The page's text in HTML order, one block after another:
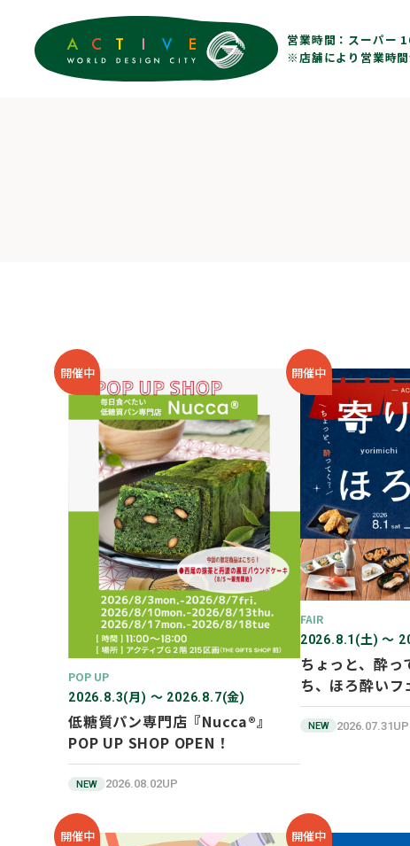
営業時間： スーパー
※店舗により営業時間
開催中
POP UP
2026.8.3(月) 〜 2026.8.7(金)
低糖質パン専門店『Nucca®』
POP UP SHOP OPEN！
NEW 2026.08.02UP
開催中
FAIR
2026.8.1(土) 〜
ちょっと、酔っ
ち、ほろ酔いフ
NEW 2026.07.31UP
開催中 開催中